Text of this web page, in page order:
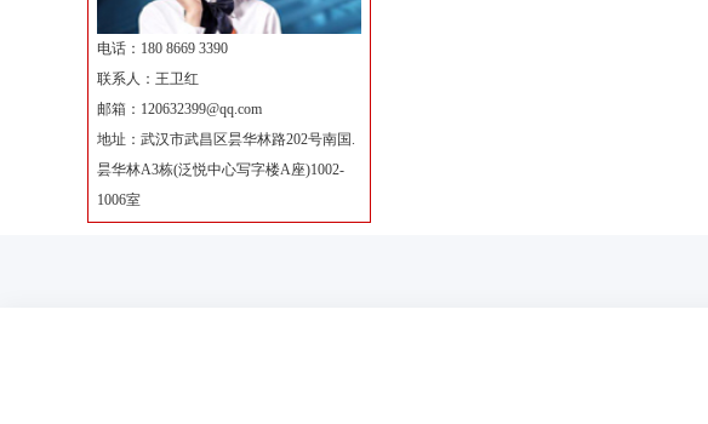
电话：180 8669 3390
联系人：王卫红
邮箱： 120632399@qq.com
地址：武汉市武昌区昙华林路202号南国.
昙华林A3栋(泛悦中心写字楼A座)1002-
1006室